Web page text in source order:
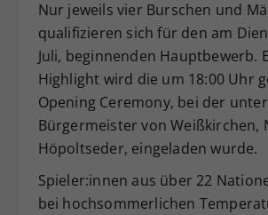
Nur jeweils vier Burschen und
qualifizieren sich für den am
Juli, beginnenden Hauptbewerb.
Highlight wird die um 18:00 Uhr
Opening Ceremony, bei der
Bürgermeister von Weißkirchen,
Höpoltseder, eingeladen wurde.
Spieler:innen aus über 22
bei hochsommerlichen